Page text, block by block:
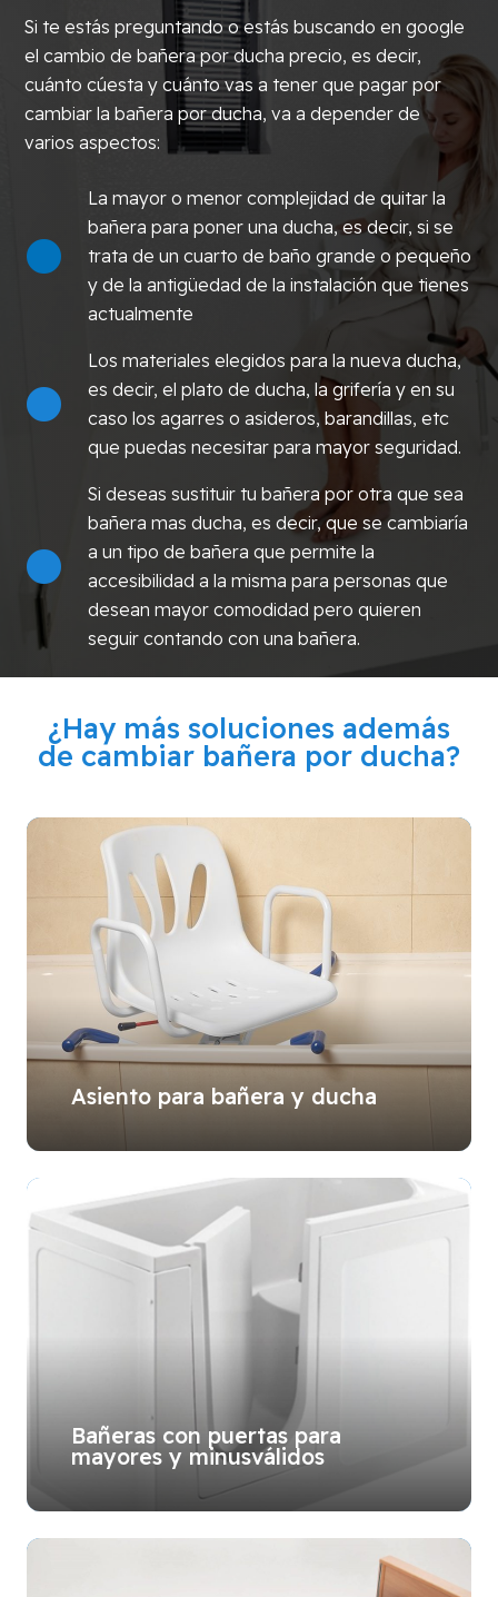
Si te estás preguntando o estás buscando en google
el cambio de bañera por ducha precio, es decir,
cuánto cúesta y cuánto vas a tener que pagar por
cambiar la bañera por ducha, va a depender de
varios aspectos:
La mayor o menor complejidad de quitar la
bañera para poner una ducha, es decir, si se
trata de un cuarto de baño grande o pequeño
y de la antigüedad de la instalación que tienes
actualmente
Los materiales elegidos para la nueva ducha,
es decir, el plato de ducha, la grifería y en su
caso los agarres o asideros, barandillas, etc
que puedas necesitar para mayor seguridad.
Si deseas sustituir tu bañera por otra que sea
bañera mas ducha, es decir, que se cambiaría
a un tipo de bañera que permite la
accesibilidad a la misma para personas que
desean mayor comodidad pero quieren
seguir contando con una bañera.
¿Hay más soluciones además
de cambiar bañera por ducha?
Asiento para bañera y ducha
Bañeras con puertas para
mayores y minusválidos